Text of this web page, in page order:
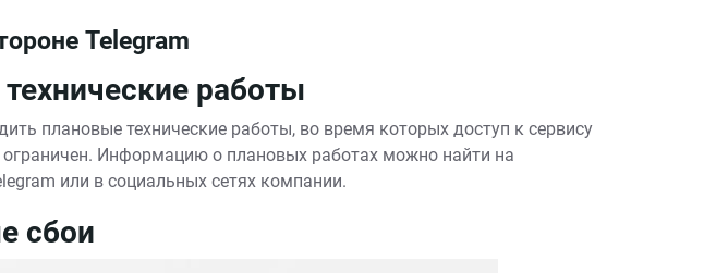
Telegram
работы
плановые технические работы, во время которых доступ к сервису
Информацию о плановых работах можно найти на
или в социальных сетях компании.
сбои